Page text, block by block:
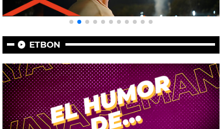
ETBON